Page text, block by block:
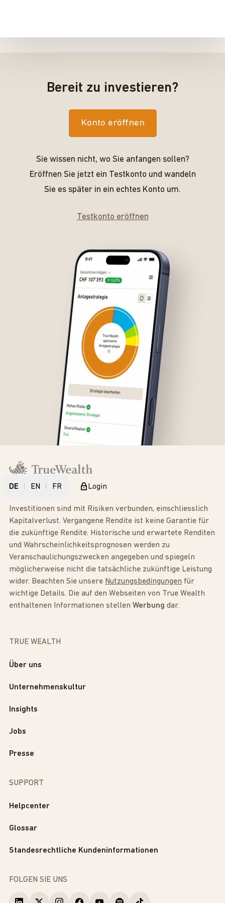
Bereit zu investieren?
Konto eröffnen
Sie wissen nicht, wo Sie anfangen sollen?
Eröffnen Sie jetzt ein Testkonto und wandeln
Sie es später in ein echtes Konto um.
Testkonto eröffnen
DE EN FR Login
Investitionen sind mit Risiken verbunden, einschliesslich
Kapitalverlust. Vergangene Rendite ist keine Garantie für
die zukünftige Rendite. Historische und erwartete Renditen
und Wahrscheinlichkeitsprognosen werden zu
Veranschaulichungszwecken angegeben und spiegeln
möglicherweise nicht die tatsächliche zukünftige Leistung
wider. Beachten Sie unsere Nutzungsbedingungen für
wichtige Details. Die auf den Webseiten von True Wealth
enthaltenen Informationen stellen Werbung dar.
TRUE WEALTH
Über uns
Unternehmenskultur
Insights
Jobs
Presse
SUPPORT
Helpcenter
Glossar
Standesrechtliche Kundeninformationen
FOLGEN SIE UNS